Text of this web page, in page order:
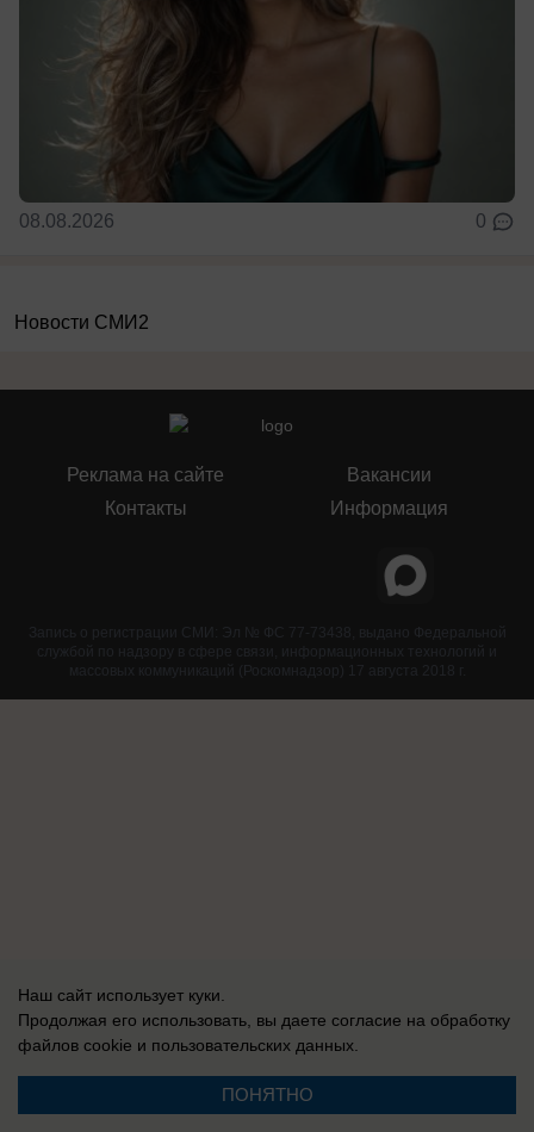
08.08.2026 0
Новости СМИ2
Реклама на сайте
Контакты
Вакансии
Информация
Запись о регистрации СМИ: Эл № ФС 77-73438, выдано Федеральной
службой по надзору в сфере связи, информационных технологий и
массовых коммуникаций (Роскомнадзор) 17 августа 2018 г.
Наш сайт использует куки.
Продолжая его использовать, вы даете согласие на обработку
файлов cookie и пользовательских данных.
ПОНЯТНО